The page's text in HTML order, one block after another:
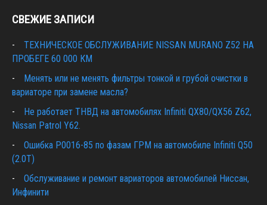
СВЕЖИЕ ЗАПИСИ
ТЕХНИЧЕСКОЕ ОБСЛУЖИВАНИЕ NISSAN MURANO Z52 НА
ПРОБЕГЕ 60 000 КМ
Менять или не менять фильтры тонкой и грубой очистки в
вариаторе при замене масла?
Не работает ТНВД на автомобилях Infiniti QX80/QX56 Z62,
Nissan Patrol Y62.
Ошибка P0016-85 по фазам ГРМ на автомобиле Infiniti Q50
(2.0T)
Обслуживание и ремонт вариаторов автомобилей Ниссан,
Инфинити